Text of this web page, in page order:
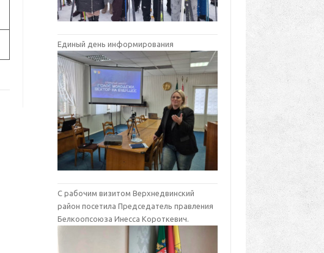
Единый день информирования
С рабочим визитом Верхнедвинский
район посетила Председатель правления
Белкоопсоюза Инесса Короткевич.